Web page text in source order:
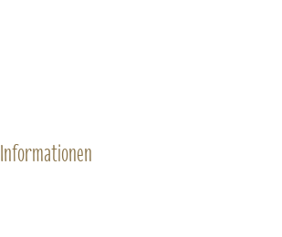
Informationen